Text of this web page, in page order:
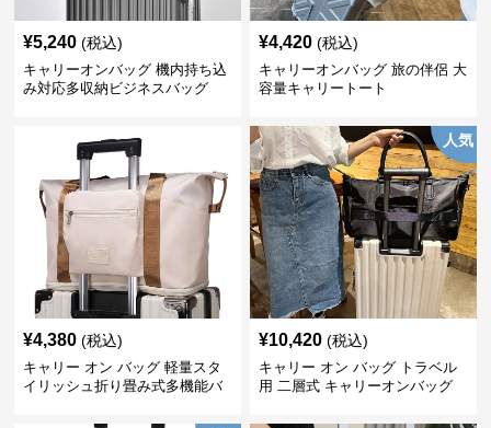
¥5,240 (税込)
キャリーオンバッグ 機内持ち込
み対応多収納ビジネスバッグ
¥4,420 (税込)
キャリーオンバッグ 旅の伴侶 大
容量キャリートート
¥4,380 (税込)
キャリー オン バッグ 軽量スタ
イリッシュ折り畳み式多機能バ
人気
¥10,420 (税込)
キャリー オン バッグ トラベル
用 二層式 キャリーオンバッグ